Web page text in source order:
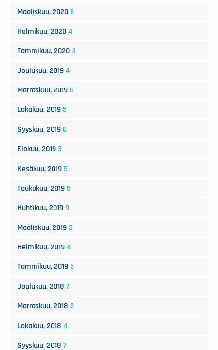
Maaliskuu, 2020 6
Helmikuu, 2020 4
Tammikuu, 2020 4
Joulukuu, 2019 4
Marraskuu, 2019 5
Lokakuu, 2019 5
Syyskuu, 2019 6
Elokuu, 2019 3
Kesäkuu, 2019 5
Toukokuu, 2019 5
Huhtikuu, 2019 9
Maaliskuu, 2019 3
Helmikuu, 2019 4
Tammikuu, 2019 5
Joulukuu, 2018 7
Marraskuu, 2018 3
Lokakuu, 2018 4
Syyskuu, 2018 7